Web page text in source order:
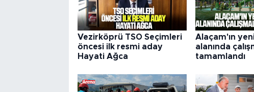
Vezirköprü TSO Seçimleri
öncesi ilk resmi aday
Hayati Ağca
Alaçam'ın
alanında
tamamlandı